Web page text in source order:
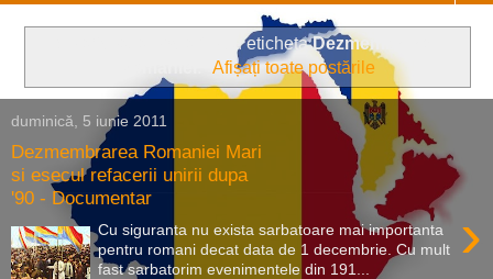
Se afișează postările cu etichetaDezmembrarea
Afișați toate postările
duminică, 5 iunie 2011
Dezmembrarea Romaniei Mari
si esecul refacerii unirii dupa
'90 - Documentar
›
Cu siguranta nu exista sarbatoare mai importanta
pentru romani decat data de 1 decembrie. Cu mult
fast sarbatorim evenimentele din 191...